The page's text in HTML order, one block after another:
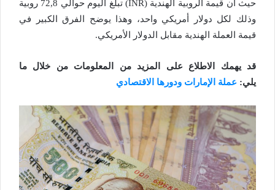
حيث أن قيمة الروبية الهندية (INR) تبلغ اليوم حوالي 72,8 روبية
وذلك لكل دولار أمريكي واحد، وهذا يوضح الفرق الكبير في
قيمة العملة الهندية مقابل الدولار الأمريكي.
قد يهمك الاطلاع على المزيد من المعلومات من خلال ما
يلي: عملة الإمارات ودورها الاقتصادي